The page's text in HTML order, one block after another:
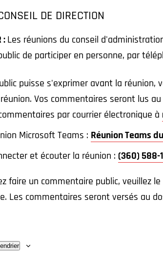
DE DIRECTION
: Les réunions du conseil
de participer en personne, par
puisse s'exprimer avant la
Vos commentaires seront lus
par courrier électronique à
Microsoft Teams : Réunion Teams
et écouter la réunion : (360) 588-
faire un commentaire public, veuillez
Les commentaires seront versés au